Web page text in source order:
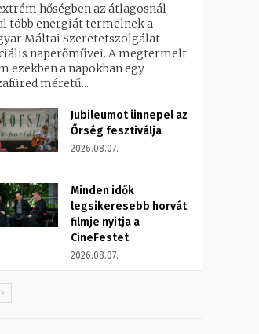
hőségben az átlagosnál
több energiát termelnek a
Máltai Szeretetszolgálat
naperőművei. A megtermelt
ezekben a napokban egy
méretű...
Jubileumot ünnepel az
Őrség fesztiválja
2026.08.07.
Minden idők
legsikeresebb horvát
filmje nyitja a
CineFestet
2026.08.07.